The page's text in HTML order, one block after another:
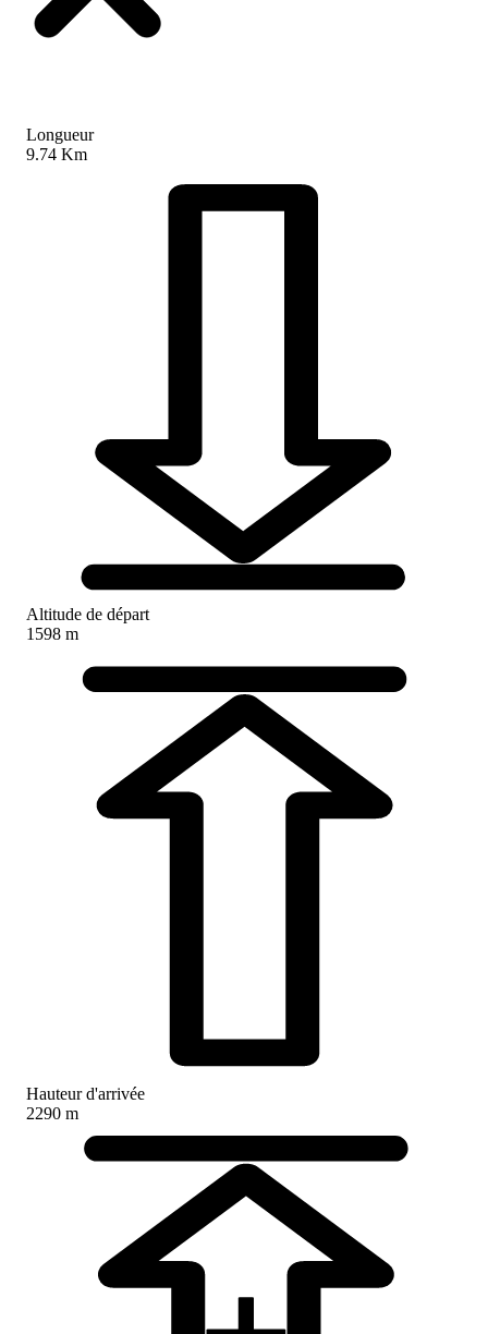
Longueur
9.74 Km
Altitude de départ
1598 m
Hauteur d'arrivée
2290 m